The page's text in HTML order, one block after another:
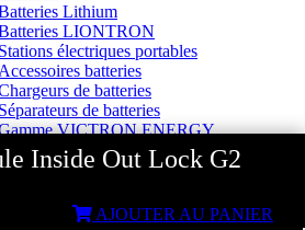
Inside Out Lock G2
AJOUTER AU PANIER
Lithium
LIONTRON
Stations électriques portables
Accessoires batteries
de batteries
Séparateurs de batteries
VICTRON ENERGY
Piles à combustible
Electrogènes
Transformateurs 230V - 12V